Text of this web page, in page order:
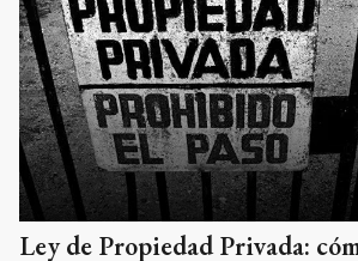
Ley de Propiedad Privada: